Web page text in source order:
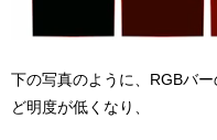
下の写真のように、RGBバ
ど明度が低くなり、